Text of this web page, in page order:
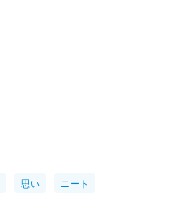
思い ニート